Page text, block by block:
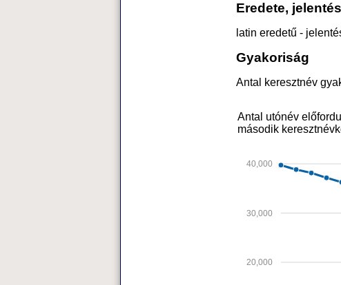
Eredete,
latin eredetű -
Gyakoriság
Antal keresztnév
Antal utónév
második
20,000
30,000
40,000